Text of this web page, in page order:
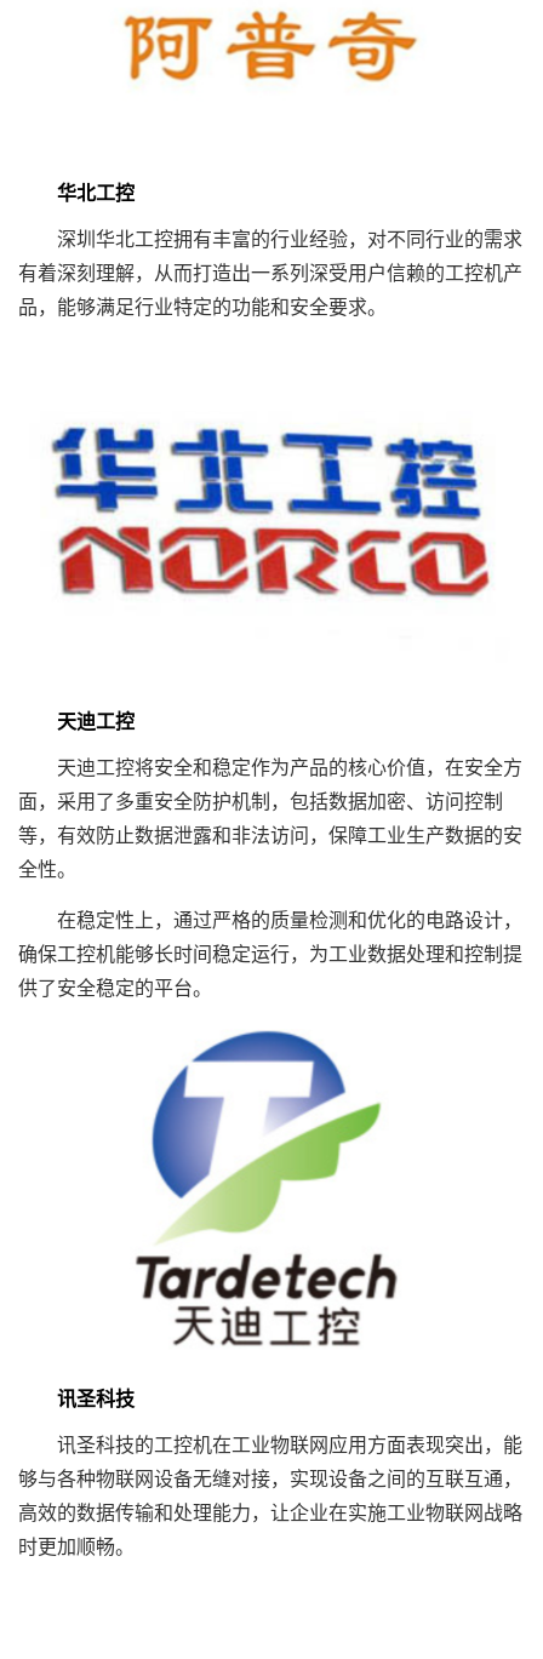
华北工控
深圳华北工控拥有丰富的行业经验，对不同行业的需求
有着深刻理解，从而打造出一系列深受用户信赖的工控机产
品，能够满足行业特定的功能和安全要求。
天迪工控
天迪工控将安全和稳定作为产品的核心价值，在安全方
面，采用了多重安全防护机制，包括数据加密、访问控制
等，有效防止数据泄露和非法访问，保障工业生产数据的安
全性。
在稳定性上，通过严格的质量检测和优化的电路设计，
确保工控机能够长时间稳定运行，为工业数据处理和控制提
供了安全稳定的平台。
讯圣科技
讯圣科技的工控机在工业物联网应用方面表现突出，能
够与各种物联网设备无缝对接，实现设备之间的互联互通，
高效的数据传输和处理能力，让企业在实施工业物联网战略
时更加顺畅。